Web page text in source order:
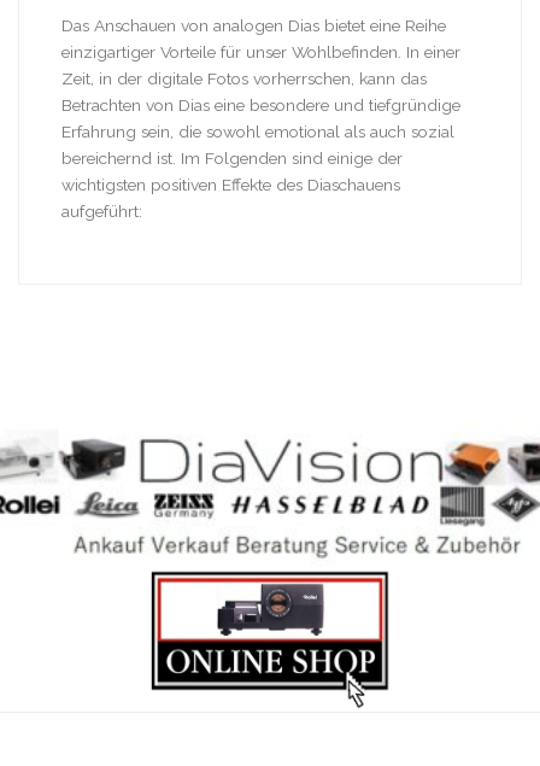
Das Anschauen von analogen Dias bietet eine Reihe
einzigartiger Vorteile für unser Wohlbefinden. In einer
Zeit, in der digitale Fotos vorherrschen, kann das
Betrachten von Dias eine besondere und tiefgründige
Erfahrung sein, die sowohl emotional als auch sozial
bereichernd ist. Im Folgenden sind einige der
wichtigsten positiven Effekte des Diaschauens
aufgeführt: